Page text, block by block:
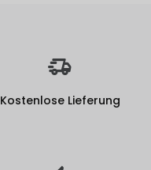
Kostenlose Lieferung